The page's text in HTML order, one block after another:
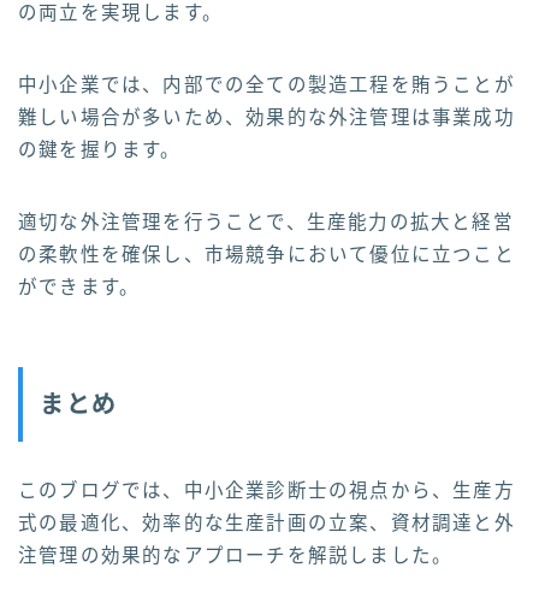
の両立を実現します。
中小企業では、内部での全ての製造工程を賄うことが
難しい場合が多いため、効果的な外注管理は事業成功
の鍵を握ります。
適切な外注管理を行うことで、生産能力の拡大と経営
の柔軟性を確保し、市場競争において優位に立つこと
ができます。
まとめ
このブログでは、中小企業診断士の視点から、生産方
式の最適化、効率的な生産計画の立案、資材調達と外
注管理の効果的なアプローチを解説しました。